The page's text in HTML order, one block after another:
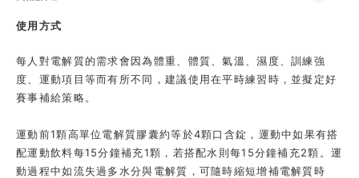
使用方式
每人對電解質的需求會因為體重、體質、氣溫、濕度、訓練強
度、運動項目等而有所不同，建議使用在平時練習時，並擬定好
賽事補給策略。
運動前1顆高單位電解質膠囊約等於4顆口含錠，運動中如果有搭
配運動飲料每15分鐘補充1顆，若搭配水則每15分鐘補充2顆。運
動過程中如流失過多水分與電解質，可隨時縮短增補電解質時